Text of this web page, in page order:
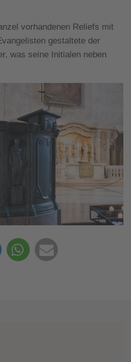
vorhandenen Reliefs mit
gestaltete der
was seine Initialen neben